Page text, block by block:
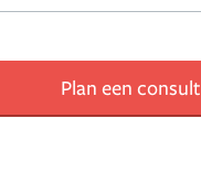
Plan een consult